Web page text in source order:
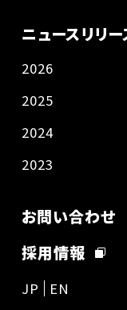
ニュースリリー
2026
2025
2024
2023
お問い合わせ
採用情報
JP EN